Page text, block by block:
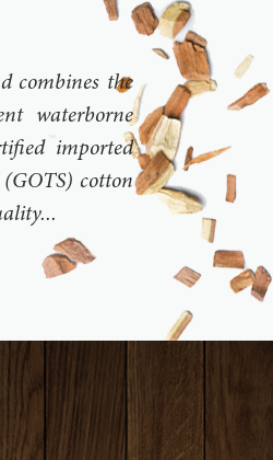
combines the
waterborne
imported
cotton